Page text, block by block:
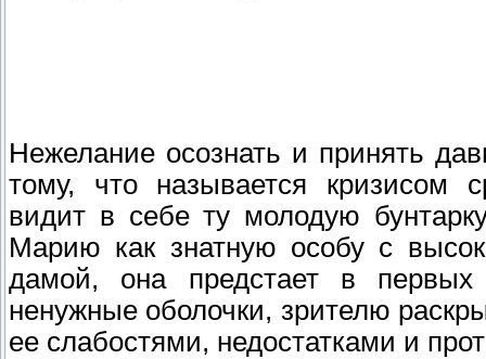
Нежелание осознать и принять
тому, что называется кризисом
видит в себе ту молодую
Марию как знатную особу с
дамой, она предстает в
ненужные оболочки, зрителю
ее слабостями, недостатками и